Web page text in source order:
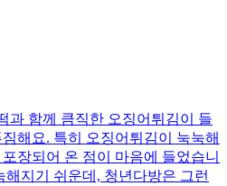
과 함께 큼직한 오징어튀김이 들
해요. 특히 오징어튀김이 눅눅해
장되어 온 점이 마음에 들었습니
지기 쉬운데, 청년다방은 그런